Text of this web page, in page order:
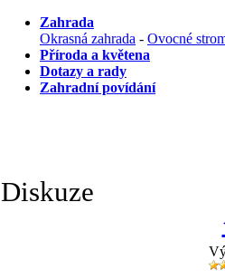
Zahrada
Okrasná zahrada - Ovocné
Příroda a květena
Dotazy a rady
Zahradní povídání
Diskuze